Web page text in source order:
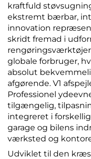
kraftfuld
ekstremt bærbar,
innovation
skridt fremad i
globale forbruger,
absolut
afgørende. V1
Professionel
tilgængelig,
integreret i
garage og bilens
værksted og
Udviklet til den